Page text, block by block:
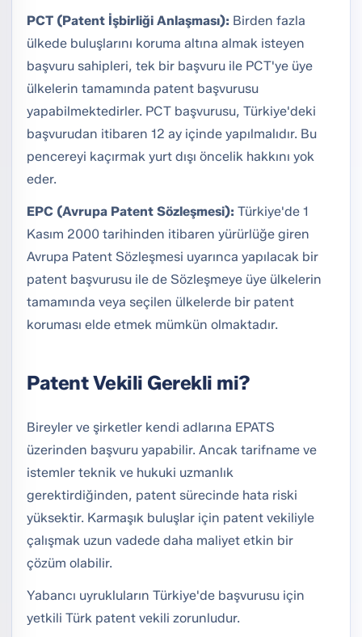
PCT (Patent İşbirliği Anlaşması): Birden fazla
ülkede buluşlarını koruma altına almak isteyen
başvuru sahipleri, tek bir başvuru ile PCT'ye üye
ülkelerin tamamında patent başvurusu
yapabilmektedirler. PCT başvurusu, Türkiye'deki
başvurudan itibaren 12 ay içinde yapılmalıdır. Bu
pencereyi kaçırmak yurt dışı öncelik hakkını yok
eder.
EPC (Avrupa Patent Sözleşmesi): Türkiye'de 1
Kasım 2000 tarihinden itibaren yürürlüğe giren
Avrupa Patent Sözleşmesi uyarınca yapılacak bir
patent başvurusu ile de Sözleşmeye üye ülkelerin
tamamında veya seçilen ülkelerde bir patent
koruması elde etmek mümkün olmaktadır.
Patent Vekili Gerekli mi?
Bireyler ve şirketler kendi adlarına EPATS
üzerinden başvuru yapabilir. Ancak tarifname ve
istemler teknik ve hukuki uzmanlık
gerektirdiğinden, patent sürecinde hata riski
yüksektir. Karmaşık buluşlar için patent vekiliyle
çalışmak uzun vadede daha maliyet etkin bir
çözüm olabilir.
Yabancı uyrukluların Türkiye'de başvurusu için
yetkili Türk patent vekili zorunludur.